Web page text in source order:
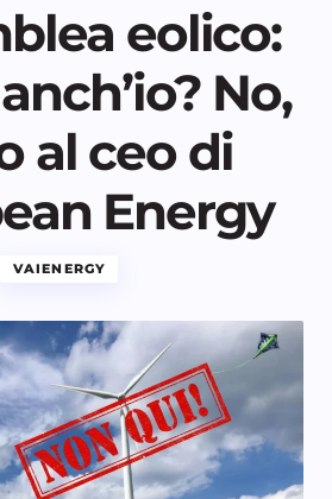
eolico:
No,
al ceo di
Energy
VAIENERGY